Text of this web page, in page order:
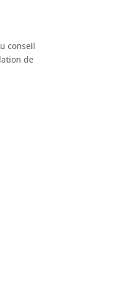
conseil
de